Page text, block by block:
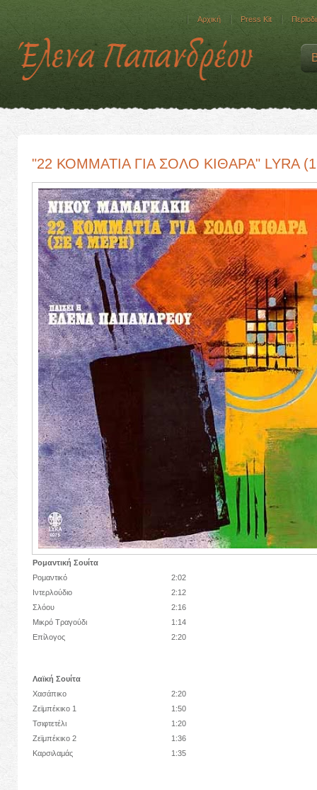
Αρχική Press Kit
"22 ΚΟΜΜΑΤΙΑ ΓΙΑ ΣΟΛΟ ΚΙΘΑΡΑ" LYRA
Ρομαντική Σουίτα
Ρομαντικό
2:02
Ιντερλούδιο
2:12
Σλόου
2:16
Μικρό Τραγούδι
1:14
Επίλογος
2:20
Λαϊκή Σουίτα
Χασάπικο
2:20
Ζεϊμπέκικο 1
1:50
Τσιφτετέλι
1:20
Ζεϊμπέκικο 2
1:36
Καρσιλαμάς
1:35